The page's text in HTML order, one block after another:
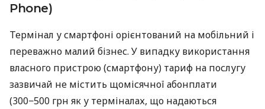
Phone)
Термінал у смартфоні орієнтований на мобільний і
переважно малий бізнес. У випадку використання
власного пристрою (смартфону) тариф на послугу
зазвичай не містить щомісячної абонплати
(300−500 грн як у терміналах, що надаються